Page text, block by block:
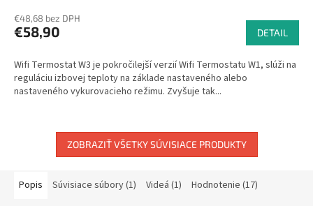
produktu
je
z
5
hviezdičiek.
€48,68 bez DPH
€58,90 DETAIL
Wifi Termostat W3 je pokročilejší verzií Wifi Termostatu W1, slúži na
reguláciu izbovej teploty na základe nastaveného alebo
nastaveného vykurovacieho režimu. Zvyšuje tak...
ZOBRAZIŤ VŠETKY SÚVISIACE PRODUKTY
Popis Súvisiace súbory (1) Videá (1) Hodnotenie (17)